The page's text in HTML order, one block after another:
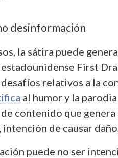
desinformación
la sátira puede
First
relativos a la
al humor y la
contenido que
de causar
puede no ser